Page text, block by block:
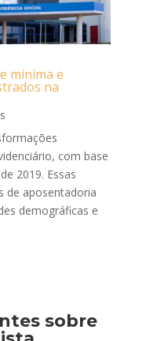
mínima e
na
com base
2019. Essas
de aposentadoria
demográficas e
sobre